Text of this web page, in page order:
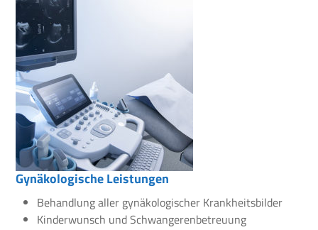
Gynäkologische Leistungen
Behandlung aller gynäkologischer Krankheitsbilder
Kinderwunsch und Schwangerenbetreuung